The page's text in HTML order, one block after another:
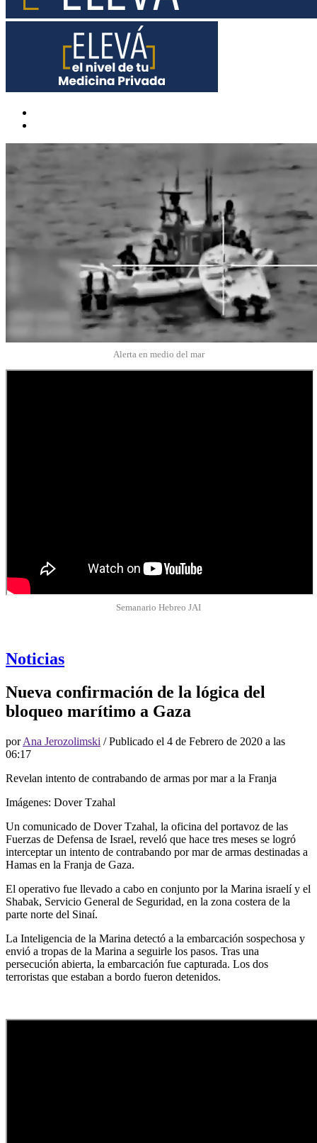
Alerta en medio del mar
Semanario Hebreo JAI
Noticias
Nueva confirmación de la lógica del
bloqueo marítimo a Gaza
porAna Jerozolimski / Publicado el 4 de Febrero de 2020 a las
06:17
Revelan intento de contrabando de armas por mar a la Franja
Imágenes: Dover Tzahal
Un comunicado de Dover Tzahal, la oficina del portavoz de las
Fuerzas de Defensa de Israel, reveló que hace tres meses se logró
interceptar un intento de contrabando por mar de armas destinadas a
Hamas en la Franja de Gaza.
El operativo fue llevado a cabo en conjunto por la Marina israelí y el
Shabak, Servicio General de Seguridad, en la zona costera de la
parte norte del Sinaí.
La Inteligencia de la Marina detectó a la embarcación sospechosa y
envió a tropas de la Marina a seguirle los pasos. Tras una
persecución abierta, la embarcación fue capturada. Los dos
terroristas que estaban a bordo fueron detenidos.